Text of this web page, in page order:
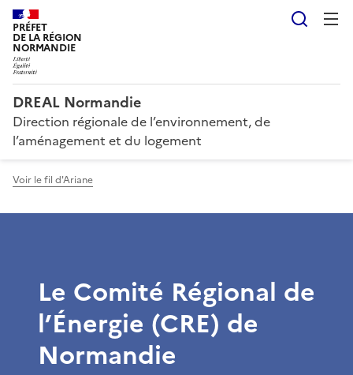
PRÉFET
DE LA RÉGION
NORMANDIE
DREAL Normandie
Direction régionale de l’environnement, de
l’aménagement et du logement
Voir le fil d'Ariane
Le Comité Régional de
l’Énergie (CRE) de
Normandie